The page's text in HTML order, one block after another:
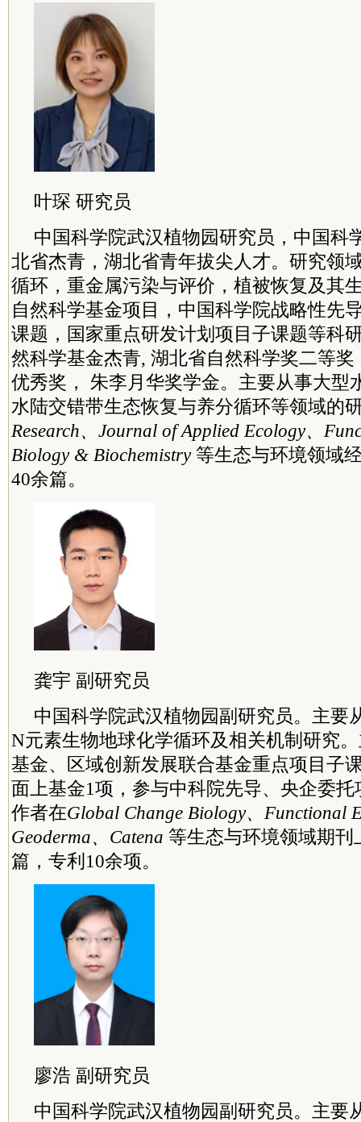
叶琛 研究员
中国科学院武汉植物园研究员，中国科
北省杰青，湖北省青年拔尖人才。研究领
循环，重金属污染与评价，植被恢复及其
自然科学基金项目，中国科学院战略性先
课题，国家重点研发计划项目子课题等科
然科学基金杰青, 湖北省自然科学奖二等奖
优秀奖， 朱李月华奖学金。主要从事大型
水陆交错带生态恢复与养分循环等领域的
Research、Journal of Applied Ecology、
Biology & Biochemistry等生态与环境领域
40余篇。
龚宇 副研究员
中国科学院武汉植物园副研究员。主要
N元素生物地球化学循环及相关机制研究
基金、区域创新发展联合基金重点项目子
面上基金1项，参与中科院先导、央企委
作者在Global Change Biology、Functional
Geoderma、Catena 等生态与环境领域期刊
篇，专利10余项。
廖浩 副研究员
中国科学院武汉植物园副研究员。主要